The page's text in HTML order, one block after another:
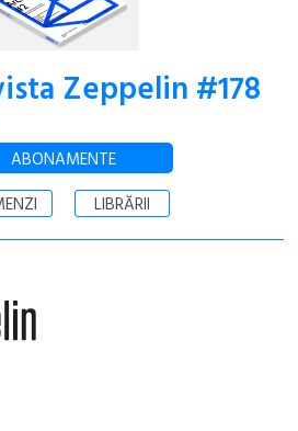
Zeppelin #178
ABONAMENTE
LIBRĂRII